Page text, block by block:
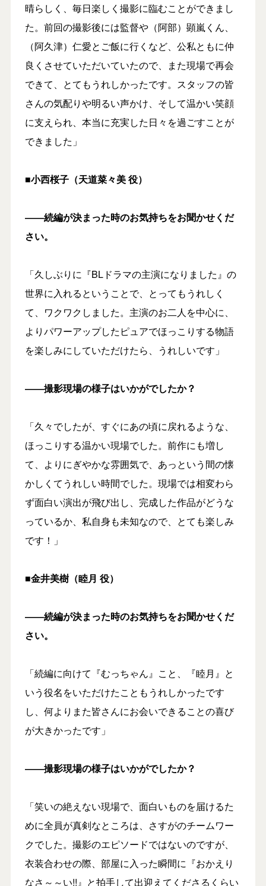
晴らしく、毎日楽しく撮影に臨むことができまし
た。前回の撮影後には監督や（阿部）顕嵐くん、
（阿久津）仁愛とご飯に行くなど、公私ともに仲
良くさせていただいていたので、また現場で再会
できて、とてもうれしかったです。スタッフの皆
さんの気配りや明るい声かけ、そして温かい笑顔
に支えられ、本当に充実した日々を過ごすことが
できました」
■小西桜子（天道菜々美 役）
――続編が決まった時のお気持ちをお聞かせくだ
さい。
「久しぶりに『BLドラマの主演になりました』の
世界に入れるということで、とってもうれしく
て、ワクワクしました。主演のお二人を中心に、
よりパワーアップしたピュアでほっこりする物語
を楽しみにしていただけたら、うれしいです」
――撮影現場の様子はいかがでしたか？
「久々でしたが、すぐにあの頃に戻れるような、
ほっこりする温かい現場でした。前作にも増し
て、よりにぎやかな雰囲気で、あっという間の懐
かしくてうれしい時間でした。現場では相変わら
ず面白い演出が飛び出し、完成した作品がどうな
っているか、私自身も未知なので、とても楽しみ
です！」
■金井美樹（睦月 役）
――続編が決まった時のお気持ちをお聞かせくだ
さい。
「続編に向けて『むっちゃん』こと、『睦月』と
いう役名をいただけたこともうれしかったです
し、何よりまた皆さんにお会いできることの喜び
が大きかったです」
――撮影現場の様子はいかがでしたか？
「笑いの絶えない現場で、面白いものを届けるた
めに全員が真剣なところは、さすがのチームワー
クでした。撮影のエピソードではないのですが、
衣装合わせの際、部屋に入った瞬間に『おかえり
なさ～～い!!』と拍手して出迎えてくださるくらい